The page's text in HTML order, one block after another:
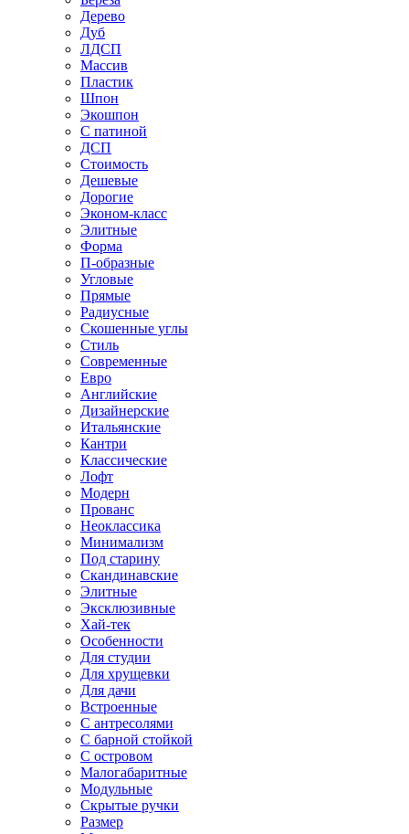
Дерево
Дуб
ЛДСП
Массив
Пластик
Шпон
Экошпон
С патиной
ДСП
Стоимость
Дешевые
Дорогие
Эконом-класс
Элитные
Форма
П-образные
Угловые
Прямые
Радиусные
Скошенные углы
Стиль
Современные
Евро
Английские
Дизайнерские
Итальянские
Кантри
Классические
Лофт
Модерн
Прованс
Неоклассика
Минимализм
Под старину
Скандинавские
Элитные
Эксклюзивные
Хай-тек
Особенности
Для студии
Для хрущевки
Для дачи
Встроенные
С антресолями
С барной стойкой
С островом
Малогабаритные
Модульные
Скрытые ручки
Размер